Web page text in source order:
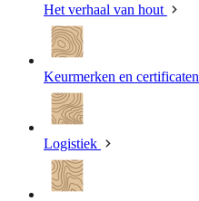
Het verhaal van hout
Keurmerken en certificaten
Logistiek